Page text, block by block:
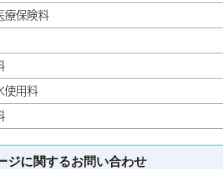
療保険料
使用料
ジに関するお問い合わせ